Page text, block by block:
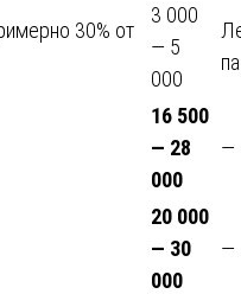
30% от
3 000
— 5
000
16 500
— 28
000
—
20 000
— 30
000
—